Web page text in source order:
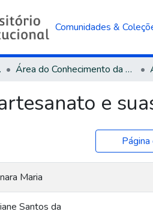
Comunidades &
Área do Conhecimento da Linguística, Letras e Artes
e
Maria
Santos da